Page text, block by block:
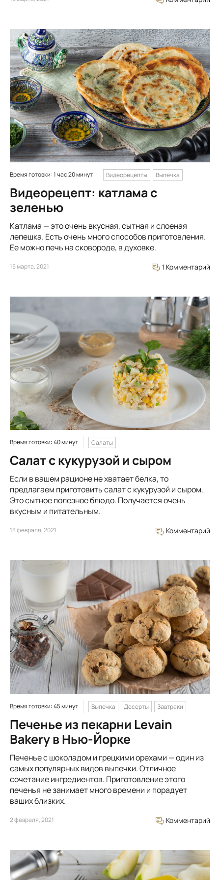
Время готовки: 1 час 20 минут Видеорецепты Выпечка
Видеорецепт: катлама с
зеленью
Катлама — это очень вкусная, сытная и слоеная
лепешка. Есть очень много способов приготовления.
Ее можно печь на сковороде, в духовке.
15 марта, 2021 1 Комментарий
Время готовки: 40 минут Салаты
Салат с кукурузой и сыром
Если в вашем рационе не хватает белка, то
предлагаем приготовить салат с кукурузой и сыром.
Это сытное полезное блюдо. Получается очень
вкусным и питательным.
18 февраля, 2021 Комментарий
Время готовки: 45 минут Выпечка Десерты Завтраки
Печенье из пекарни Levain
Bakery в Нью-Йорке
Печенье с шоколадом и грецкими орехами — один из
самых популярных видов выпечки. Отличное
сочетание ингредиентов. Приготовление этого
печенья не занимает много времени и порадует
ваших близких.
2 февраля, 2021 Комментарий